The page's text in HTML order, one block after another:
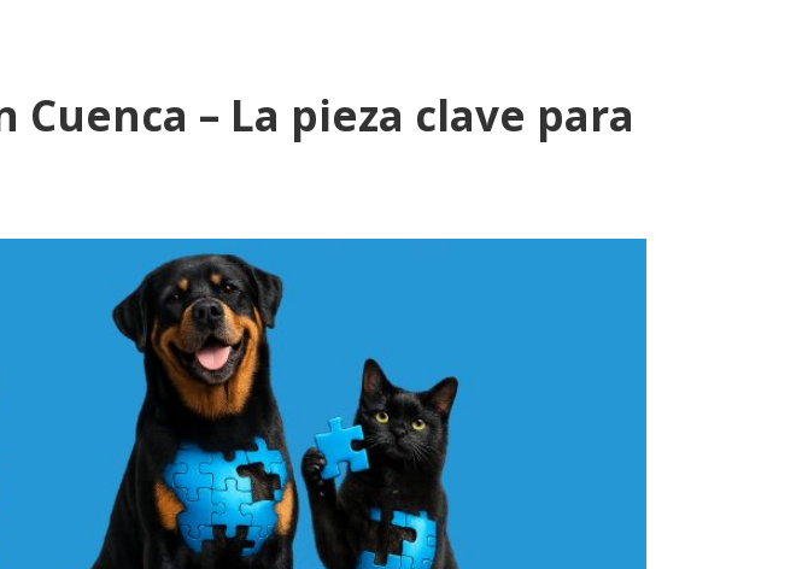
– La pieza clave para